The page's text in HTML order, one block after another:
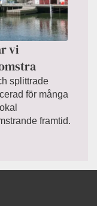
vi
splittrade
för många
framtid.